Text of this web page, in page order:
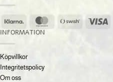
Klarna MasterCardSwish
INFORMATION
Köpvillkor
Integritetspolicy
Om oss